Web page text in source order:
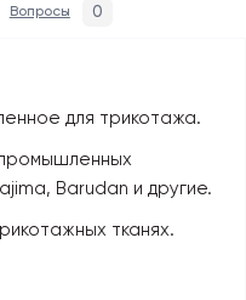
Вопросы 0
для трикотажа.
Barudan и другие.
тканях.